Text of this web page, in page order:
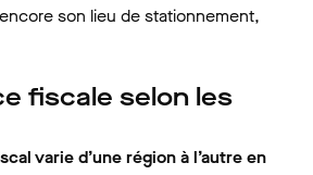
son lieu de stationnement,
fiscale selon les
varie d’une région à l’autre en